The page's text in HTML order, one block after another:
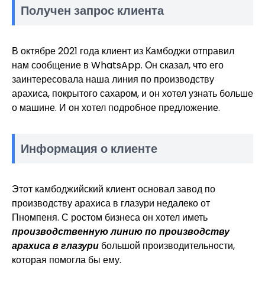
Получен запрос клиента
В октябре 2021 года клиент из Камбоджи отправил
нам сообщение в WhatsApp. Он сказал, что его
заинтересовала наша линия по производству
арахиса, покрытого сахаром, и он хотел узнать больше
о машине. И он хотел подробное предложение.
Информация о клиенте
Этот камбоджийский клиент основал завод по
производству арахиса в глазури недалеко от
Пномпеня. С ростом бизнеса он хотел иметь
производственную линию по производству
арахиса в глазури большой производительности,
которая помогла бы ему.